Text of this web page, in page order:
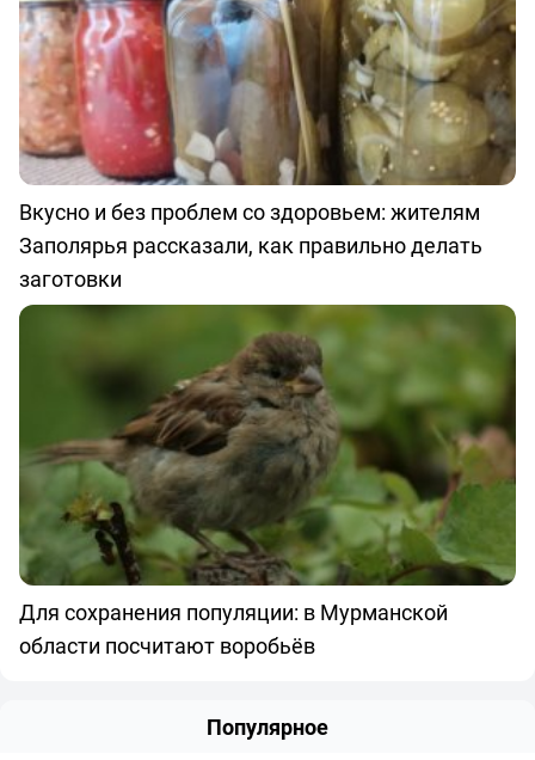
Вкусно и без проблем со здоровьем: жителям
Заполярья рассказали, как правильно делать
заготовки
Для сохранения популяции: в Мурманской
области посчитают воробьёв
Популярное